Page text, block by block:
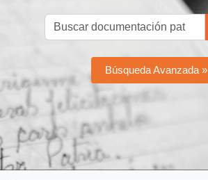
Búsqueda Avanzada »